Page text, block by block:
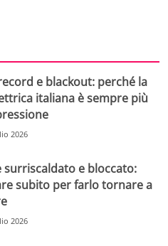
e blackout: perché la
italiana è sempre più
2026
surriscaldato e bloccato:
subito per farlo tornare a
2026